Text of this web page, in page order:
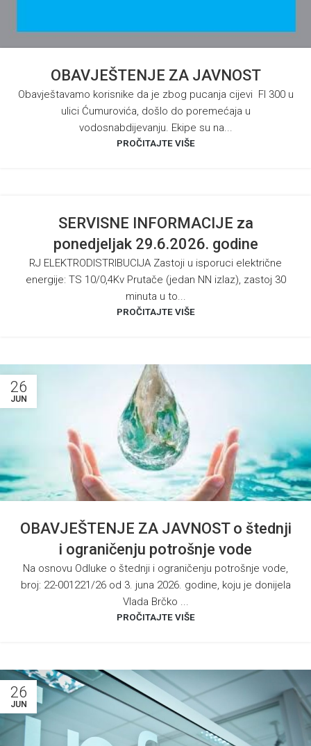
OBAVJEŠTENJE ZA JAVNOST
Obavještavamo korisnike da je zbog pucanja cijevi FI 300 u
ulici Ćumurovića, došlo do poremećaja u
vodosnabdijevanju. Ekipe su na...
PROČITAJTE VIŠE
SERVISNE INFORMACIJE za
ponedjeljak 29.6.2026. godine
RJ ELEKTRODISTRIBUCIJA Zastoji u isporuci električne
energije: TS 10/0,4Kv Prutače (jedan NN izlaz), zastoj 30
minuta u to...
PROČITAJTE VIŠE
26
JUN
OBAVJEŠTENJE ZA JAVNOST o štednji
i ograničenju potrošnje vode
Na osnovu Odluke o štednji i ograničenju potrošnje vode,
broj: 22-001221/26 od 3. juna 2026. godine, koju je donijela
Vlada Brčko ...
PROČITAJTE VIŠE
26
JUN